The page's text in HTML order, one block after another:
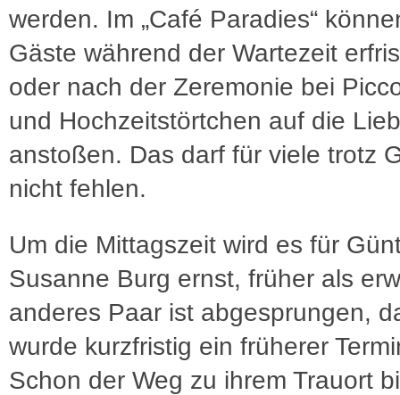
werden. Im „Café Paradies“
Gäste während der Wartezeit
oder nach der Zeremonie bei
und Hochzeitstörtchen auf die
anstoßen. Das darf für viele trotz
nicht fehlen.
Um die Mittagszeit wird es für
Susanne Burg ernst, früher als
anderes Paar ist abgesprungen,
wurde kurzfristig ein früherer
Schon der Weg zu ihrem Trauort